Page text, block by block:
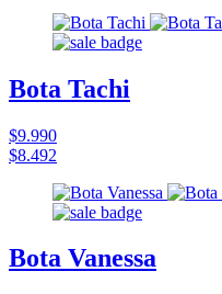
Bota Tachi
$9.990
$8.492
Bota Vanessa